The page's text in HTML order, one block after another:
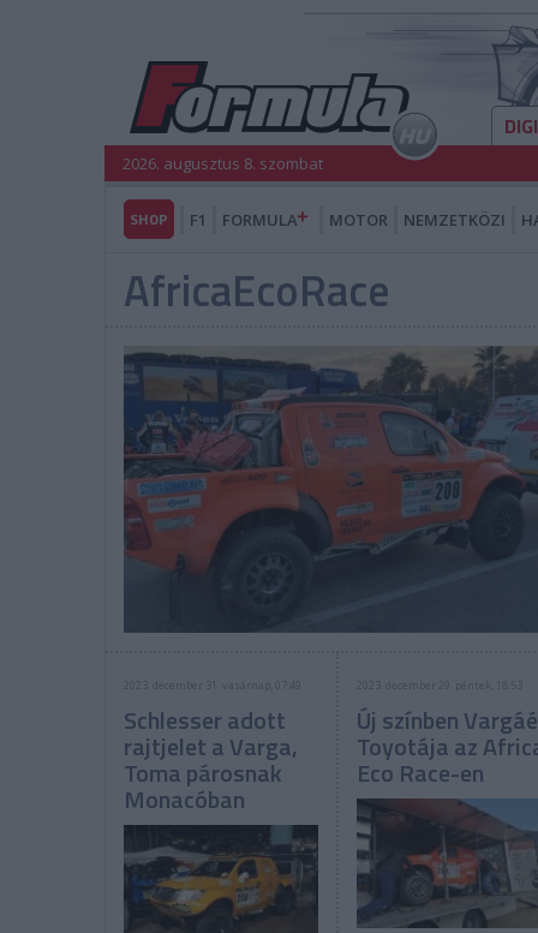
2026. augusztus 8. szombat
SHOP F1 FORMULA MOTOR NEMZETKÖZI
AfricaEcoRace
2023. december 31. vasárnap, 07:49
Schlesser adott
rajtjelet a Varga,
Toma párosnak
Monacóban
2023. december 29. péntek, 18:53
Új színben
Toyotája az
Eco Race-en